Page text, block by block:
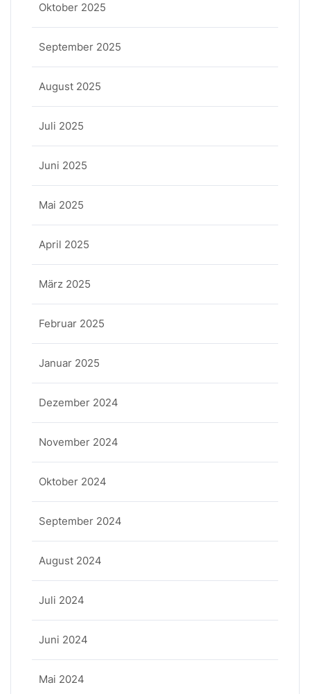
Oktober 2025
September 2025
August 2025
Juli 2025
Juni 2025
Mai 2025
April 2025
März 2025
Februar 2025
Januar 2025
Dezember 2024
November 2024
Oktober 2024
September 2024
August 2024
Juli 2024
Juni 2024
Mai 2024